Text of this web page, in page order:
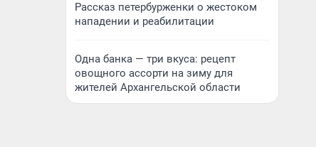
Рассказ петербурженки о жестоком
нападении и реабилитации
Одна банка — три вкуса: рецепт
овощного ассорти на зиму для
жителей Архангельской области